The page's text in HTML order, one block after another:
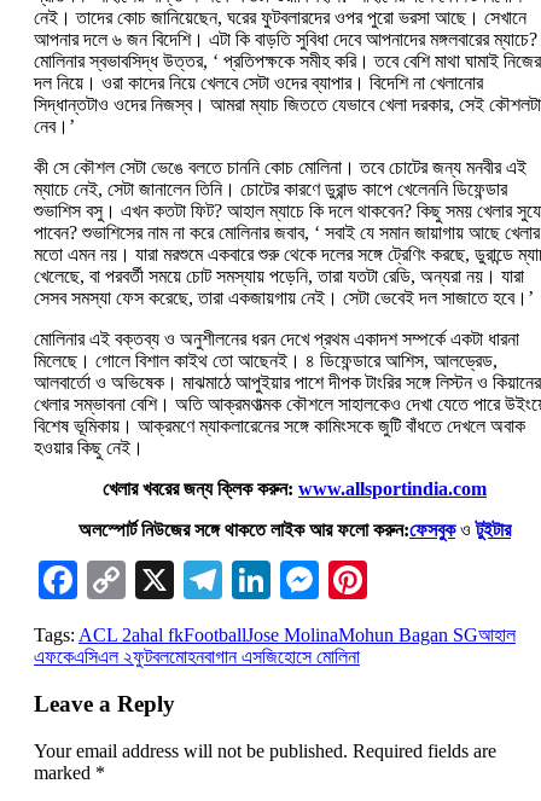
নেই। তাদের কোচ জানিয়েছেন, ঘরের ফুটবলারদের ওপর পুরো ভরসা আছে। সেখানে
আপনার দলে ৬ জন বিদেশি। এটা কি বাড়তি সুবিধা দেবে আপনাদের মঙ্গলবারের ম্যাচে?‌
মোলিনার স্বভাবসিদ্ধ উত্তর, ‘‌ প্রতিপক্ষকে সমীহ করি। তবে বেশি মাথা ঘামাই নিজের
দল নিয়ে। ওরা কাদের নিয়ে খেলবে সেটা ওদের ব্যাপার। বিদেশি না খেলানোর
সিদ্ধান্তটাও ওদের নিজস্ব। আমরা ম্যাচ জিততে যেভাবে খেলা দরকার, সেই
নেব।’‌
কী সে কৌশল সেটা ভেঙে বলতে চাননি কোচ মোলিনা। তবে চোটের জন্য মনবীর এই
ম্যাচে নেই, সেটা জানালেন তিনি। চোটের কারণে ডুরান্ড কাপে খেলেননি ডিফেন্ডার
শুভাশিস বসু। এখন কতটা ফিট?‌ আহাল ম্যাচে কি দলে থাকবেন?‌ কিছু সময় খেলার
পাবেন?‌ শুভাশিসের নাম না করে মোলিনার জবাব, ‘‌ সবাই যে সমান জায়াগায় আছে খেলার
মতো এমন নয়। যারা মরশুমে একবারে শুরু থেকে দলের সঙ্গে ট্রেণিং করছে, ডুরান্ডে
খেলেছে, বা পরবর্তী সময়ে চোট সমস্যায় পড়েনি, তারা যতটা রেডি, অন্যরা নয়। যারা
সেসব সমস্যা ফেস করেছে, তারা একজায়গায় নেই। সেটা ভেবেই দল সাজাতে হবে।’‌
মোলিনার এই বক্তব্য ও অনুশীলনের ধরন দেখে প্রথম একাদশ সম্পর্কে একটা ধারনা
মিলেছে। গোলে বিশাল কাইথ তো আছেনই। ৪ ডিফেন্ডারে আশিস, আলড্রেড,
আলবার্তো ও অভিষেক। মাঝমাঠে আপুইয়ার পাশে দীপক টাংরির সঙ্গে লিস্টন ও কিয়ানের
খেলার সম্ভাবনা বেশি। অতি আক্রমণাত্মক কৌশলে সাহালকেও দেখা যেতে পারে
বিশেষ ভূমিকায়। আক্রমণে ম্যাকলারেনের সঙ্গে কামিংসকে জুটি বাঁধতে দেখলে অবাক
হওয়ার কিছু নেই।
খেলার খবরের জন্য ক্লিক করুন: www.allsportindia.com
অলস্পোর্ট নিউজের সঙ্গে থাকতে লাইক আর ফলো করুন:ফেসবুকওটুইটার
Facebook
Copy
Link
X Telegram
LinkedIn
Messenger
Tags: ACL 2ahal fkFootballJose MolinaMohun Bagan SGআহাল
এফকেএসিএল ২ফুটবলমোহনবাগান এসজিহোসে মোলিনা
Leave a Reply
Your email address will not be published. Required fields are
marked *